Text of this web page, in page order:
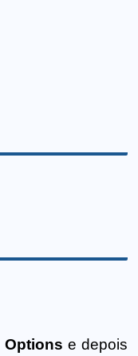
Options e depois